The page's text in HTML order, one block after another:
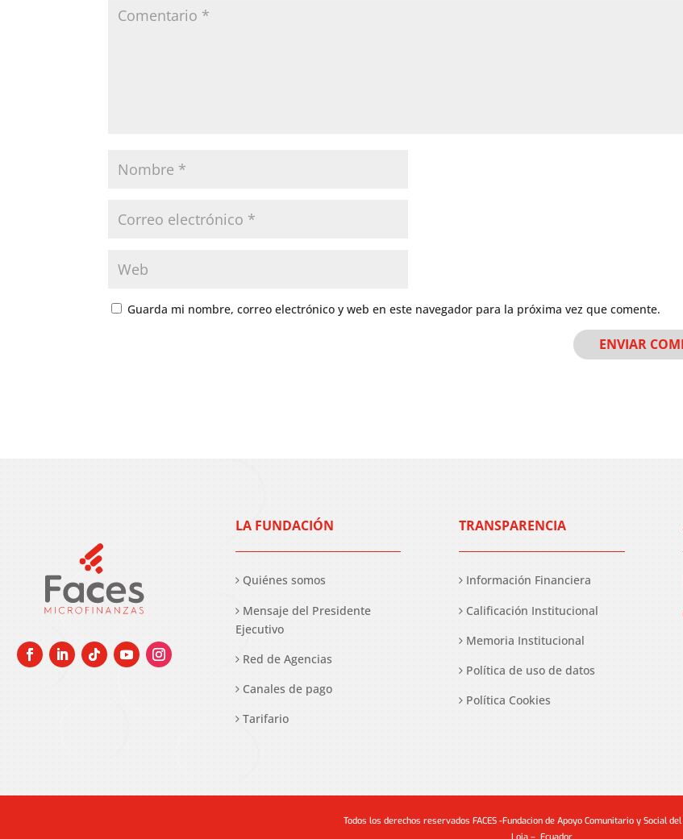
Guarda mi nombre, correo electrónico y web en este navegador para la próxima vez que comente.
LA FUNDACIÓN
Quiénes somos
Mensaje del Presidente
Ejecutivo
Red de Agencias
Canales de pago
Tarifario
TRANSPARENCIA
Información Financiera
Calificación Institucional
Memoria Institucional
Política de uso de datos
Política Cookies
Todos los derechos reservados FACES -Fundacion de Apoyo Comunitario y Social